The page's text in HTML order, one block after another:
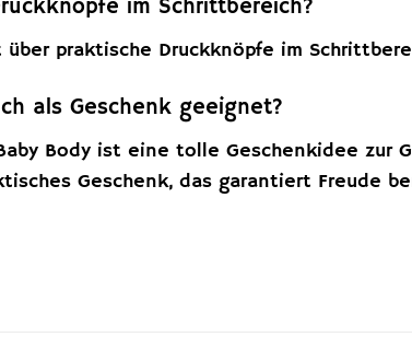
im Schrittbereich?
über praktische Druckknöpfe im
als Geschenk geeignet?
Body ist eine tolle Geschenkidee zur
Geschenk, das garantiert Freude